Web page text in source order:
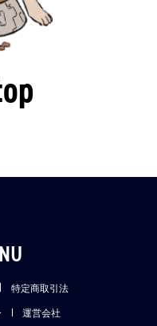
特定商取引法
運営会社